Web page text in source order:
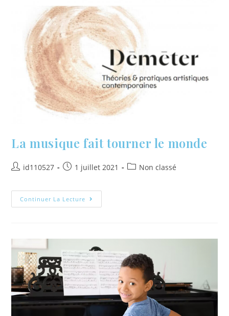
La musique fait tourner le monde
id110527 1 juillet 2021 Non classé
Continuer La Lecture